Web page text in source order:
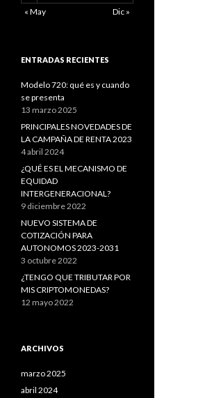
« May
Dic »
ENTRADAS RECIENTES
Modelo 720: qué es y cuando
se presenta
13 marzo 2025
PRINCIPALES NOVEDADES DE
LA CAMPAÑA DE RENTA 2023
4 abril 2024
¿QUÉ ES EL MECANISMO DE
EQUIDAD
INTERGENERACIONAL?
9 diciembre 2022
NUEVO SISTEMA DE
COTIZACIÓN PARA
AUTONOMOS 2023-2031
3 octubre 2022
¿TENGO QUE TRIBUTAR POR
MIS CRIPTOMONEDAS?
12 mayo 2022
ARCHIVOS
marzo 2025
abril 2024